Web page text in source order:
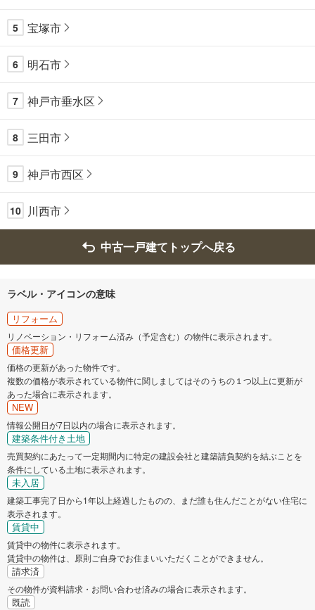
5 宝塚市
6 明石市
7 神戸市垂水区
8 三田市
9 神戸市西区
10 川西市
中古一戸建てトップへ戻る
ラベル・アイコンの意味
リフォーム
リノベーション・リフォーム済み（予定含む）の物件に表示されます。
価格更新
価格の更新があった物件です。
複数の価格が表示されている物件に関しましてはそのうちの１つ以上に更新が
あった場合に表示されます。
NEW
情報公開日が7日以内の場合に表示されます。
建築条件付き土地
売買契約にあたって一定期間内に特定の建設会社と建築請負契約を結ぶことを
条件にしている土地に表示されます。
未入居
建築工事完了日から1年以上経過したものの、まだ誰も住んだことがない住宅に
表示されます。
賃貸中
賃貸中の物件に表示されます。
賃貸中の物件は、原則ご自身でお住まいいただくことができません。
請求済
その物件が資料請求・お問い合わせ済みの場合に表示されます。
既読